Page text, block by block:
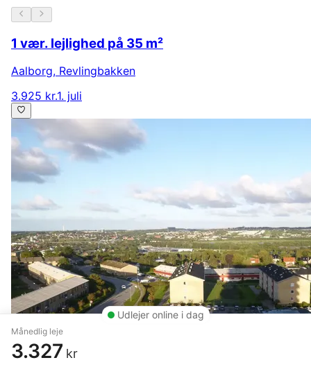
Udlejer online i dag
Månedlig leje
3.327 kr
1 vær. lejlighed på 35 m²
Aalborg, Revlingbakken
3.925 kr.1. juli